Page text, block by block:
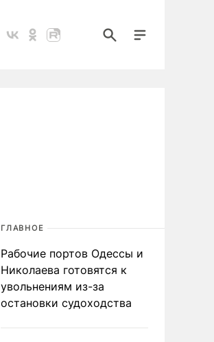
ГЛАВНОЕ
Рабочие портов Одессы и
Николаева готовятся к
увольнениям из-за
остановки судоходства